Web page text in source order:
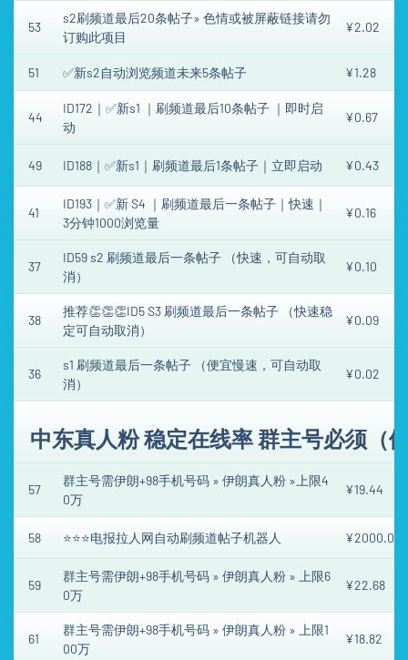
53
s2刷频道最后20条帖子» 色情或被屏蔽链接请勿
订购此项目
¥2.02
51 ✅新s2自动浏览频道未来5条帖子 ¥1.28
44
ID172｜✅新s1 ｜刷频道最后10条帖子 ｜即时启
动
¥0.67
49 ID188｜✅新s1｜刷频道最后1条帖子｜立即启动 ¥0.43
41
ID193｜✅新 S4 ｜刷频道最后一条帖子｜快速｜
3分钟1000浏览量
¥0.16
37
ID59 s2 刷频道最后一条帖子 （快速，可自动取
消）
¥0.10
38
推荐👏👏👏ID5 S3 刷频道最后一条帖子 （快速稳
定可自动取消）
¥0.09
36
s1 刷频道最后一条帖子 （便宜慢速，可自动取
消）
¥0.02
中东真人粉 稳定在线率 群主号必须（
57
群主号需伊朗+98手机号码 » 伊朗真人粉 »上限4
0万
¥19.44
58 ⭐⭐⭐电报拉人网自动刷频道帖子机器人 ¥2000.00
59
群主号需伊朗+98手机号码 » 伊朗真人粉 » 上限6
0万
¥22.68
61
群主号需伊朗+98手机号码 » 伊朗真人粉 » 上限1
00万
¥18.82